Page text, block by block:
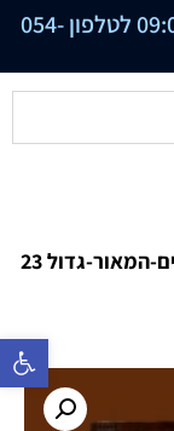
פתח סרגל
054-
/ ארבעה טורים-המאור-גדול 23